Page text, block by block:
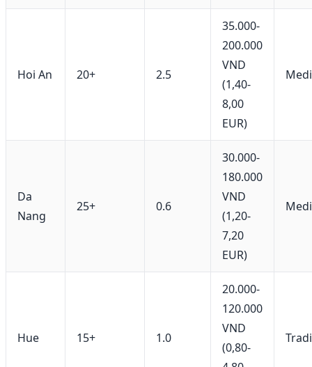
Hoi An 20+ 2.5
35.000-
200.000
VND
(1,40-
8,00
EUR)
Da
Nang
25+ 0.6
30.000-
180.000
VND
(1,20-
7,20
EUR)
Hue 15+ 1.0
20.000-
120.000
VND
(0,80-